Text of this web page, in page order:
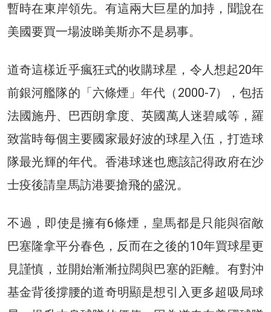
暫時在東岸領先。有這兩大巨星的加持，聞說在
美國要買一場波睇美斯亦不是易事。
道奇這樣近乎瘋狂式的收購球星，令人想起20年
前銀河艦隊的「六條煙」年代（2000-7），包括
法國施丹、巴西朗拿度、英國萬人迷碧咸等，羅
致當時每個主要國家最好波的球星入伍，打造球
隊最光輝的年代。香港球迷也應該記得政府在沙
士疫後請皇馬訪港要搶飛的盛況。
不過，即使是擁有6條煙，皇馬都是只能與宿敵
巴塞隆拿平分春色，反而在之後的10年買球星更
見謹慎，並開始漸漸拉闊與巴塞的距離。有對沖
基金背後撐腰的道奇明顯是想引入更多超吸局球